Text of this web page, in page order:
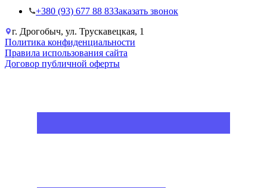
+38‎0 (93) 677 88 83Заказать звонок
г. Дрогобыч, ул. Трускавецкая, 1
Политика конфиденциальности
Правила использования сайта
Договор публичной оферты